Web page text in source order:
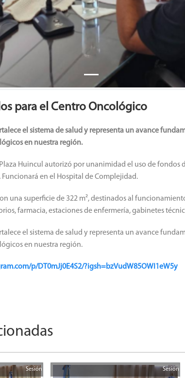
para el Centro Oncológico
el sistema de salud y representa un avance
en nuestra región.
Huincul autorizó por unanimidad el uso de fondos
en el Hospital de Complejidad.
una superficie de 322 m², destinados al
farmacia, estaciones de enfermería, gabinetes
el sistema de salud y representa un avance
en nuestra región.
p/DT0mJj0E4S2/?igsh=bzVudW85OWI1eW5y
Sesión Sesión